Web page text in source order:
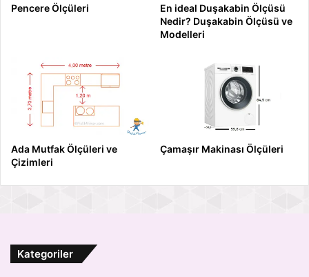
Pencere Ölçüleri
En ideal Duşakabin Ölçüsü
Nedir? Duşakabin Ölçüsü ve
Modelleri
Ada Mutfak Ölçüleri ve
Çizimleri
Çamaşır Makinası Ölçüleri
Kategoriler